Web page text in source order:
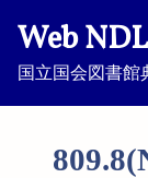
Web
国立国会図書館